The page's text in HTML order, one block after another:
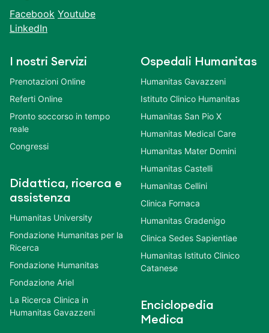
Facebook Youtube
LinkedIn
I nostri Servizi
Prenotazioni Online
Referti Online
Pronto soccorso in tempo
reale
Congressi
Didattica, ricerca e
assistenza
Humanitas University
Fondazione Humanitas per la
Ricerca
Fondazione Humanitas
Fondazione Ariel
La Ricerca Clinica in
Humanitas Gavazzeni
Ospedali Humanitas
Humanitas Gavazzeni
Istituto Clinico Humanitas
Humanitas San Pio X
Humanitas Medical Care
Humanitas Mater Domini
Humanitas Castelli
Humanitas Cellini
Clinica Fornaca
Humanitas Gradenigo
Clinica Sedes Sapientiae
Humanitas Istituto Clinico
Catanese
Enciclopedia
Medica